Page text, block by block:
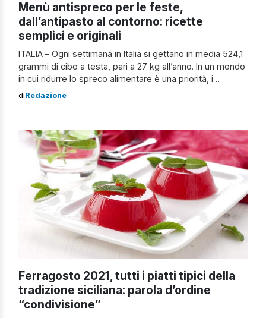
Menù antispreco per le feste,
dall’antipasto al contorno: ricette
semplici e originali
ITALIA – Ogni settimana in Italia si gettano in media 524,1
grammi di cibo a testa, pari a 27 kg all’anno. In un mondo
in cui ridurre lo spreco alimentare è una priorità, i
surgelati possono essere validi alleati. La loro capacità di
diRedazione
Ferragosto 2021, tutti i piatti tipici della
tradizione siciliana: parola d’ordine
“condivisione”